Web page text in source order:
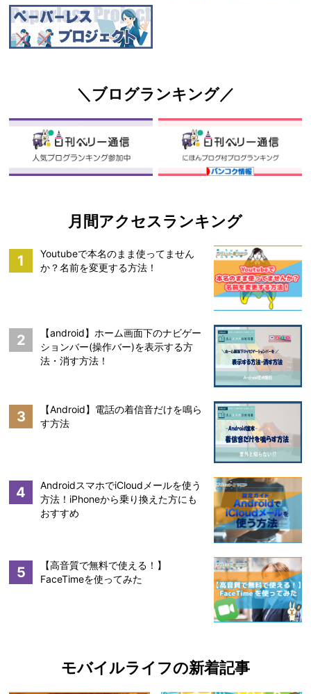
＼ブログランキング／
月間アクセスランキング
1
Youtubeで本名のまま使ってません
か？名前を変更する方法！
2
【android】ホーム画面下のナビゲー
ションバー(操作バー)を表示する方
法・消す方法！
3
【Android】電話の着信音だけを鳴ら
す方法
4
AndroidスマホでiCloudメールを使う
方法！iPhoneから乗り換えた方にも
おすすめ
5
【高音質で無料で使える！】
FaceTimeを使ってみた
モバイルライフの新着記事